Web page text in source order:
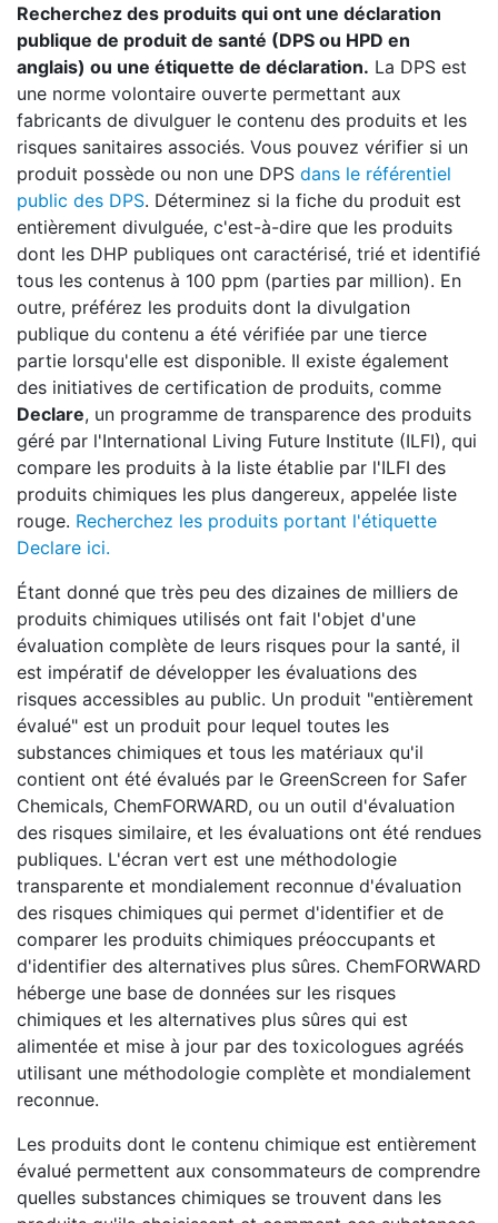
Recherchez des produits qui ont une déclaration
publique de produit de santé (DPS ou HPD en
anglais) ou une étiquette de déclaration. La DPS est
une norme volontaire ouverte permettant aux
fabricants de divulguer le contenu des produits et les
risques sanitaires associés. Vous pouvez vérifier si un
produit possède ou non une DPS dans le référentiel
public des DPS. Déterminez si la fiche du produit est
entièrement divulguée, c'est-à-dire que les produits
dont les DHP publiques ont caractérisé, trié et identifié
tous les contenus à 100 ppm (parties par million). En
outre, préférez les produits dont la divulgation
publique du contenu a été vérifiée par une tierce
partie lorsqu'elle est disponible. Il existe également
des initiatives de certification de produits, comme
Declare, un programme de transparence des produits
géré par l'International Living Future Institute (ILFI), qui
compare les produits à la liste établie par l'ILFI des
produits chimiques les plus dangereux, appelée liste
rouge. Recherchez les produits portant l'étiquette
Declare ici.
Étant donné que très peu des dizaines de milliers de
produits chimiques utilisés ont fait l'objet d'une
évaluation complète de leurs risques pour la santé, il
est impératif de développer les évaluations des
risques accessibles au public. Un produit "entièrement
évalué" est un produit pour lequel toutes les
substances chimiques et tous les matériaux qu'il
contient ont été évalués par le GreenScreen for Safer
Chemicals, ChemFORWARD, ou un outil d'évaluation
des risques similaire, et les évaluations ont été rendues
publiques. L'écran vert est une méthodologie
transparente et mondialement reconnue d'évaluation
des risques chimiques qui permet d'identifier et de
comparer les produits chimiques préoccupants et
d'identifier des alternatives plus sûres. ChemFORWARD
héberge une base de données sur les risques
chimiques et les alternatives plus sûres qui est
alimentée et mise à jour par des toxicologues agréés
utilisant une méthodologie complète et mondialement
reconnue.
Les produits dont le contenu chimique est entièrement
évalué permettent aux consommateurs de comprendre
quelles substances chimiques se trouvent dans les